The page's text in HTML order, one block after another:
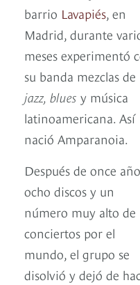
barrio Lavapiés, en
Madrid, durante
meses experimentó
su banda mezclas de
jazz, blues y música
latinoamericana. Así
nació Amparanoia.
Después de once
ocho discos y un
número muy alto de
conciertos por el
mundo, el grupo se
disolvió y dejó de